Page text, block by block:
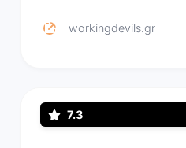
workingdevils.gr
7.3